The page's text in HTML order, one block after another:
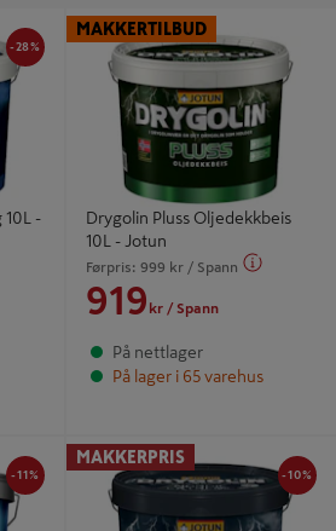
-
-28%
10L -
Drygolin Pluss Oljedekkbeis 10L -
Jotun
Drygolin Pluss Oljedekkbeis
10L - Jotun
Førpris: 999 kr / Spann
919 kr / Spann
MAKKERTILBUD
På nettlager
På lager i 65 varehus
-11%
Drygolin Nordic Extreme 50 9L -
Jotun
-10%
MAKKERPRIS